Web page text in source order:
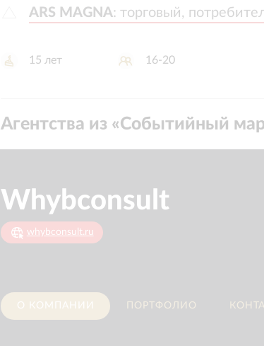
ARS MAGNA: торговый,
ARS MAGNA: торговый,
15 лет 16-20
Агентства из «Событийный
Whybconsult
whybconsult.ru
О КОМПАНИИ ПОРТФОЛИО